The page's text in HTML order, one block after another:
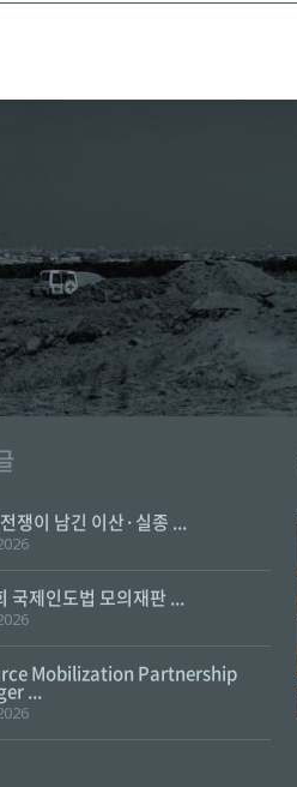
쟁이 남긴 이산·실종 ...
국제인도법 모의재판 ...
Mobilization Partnership
...